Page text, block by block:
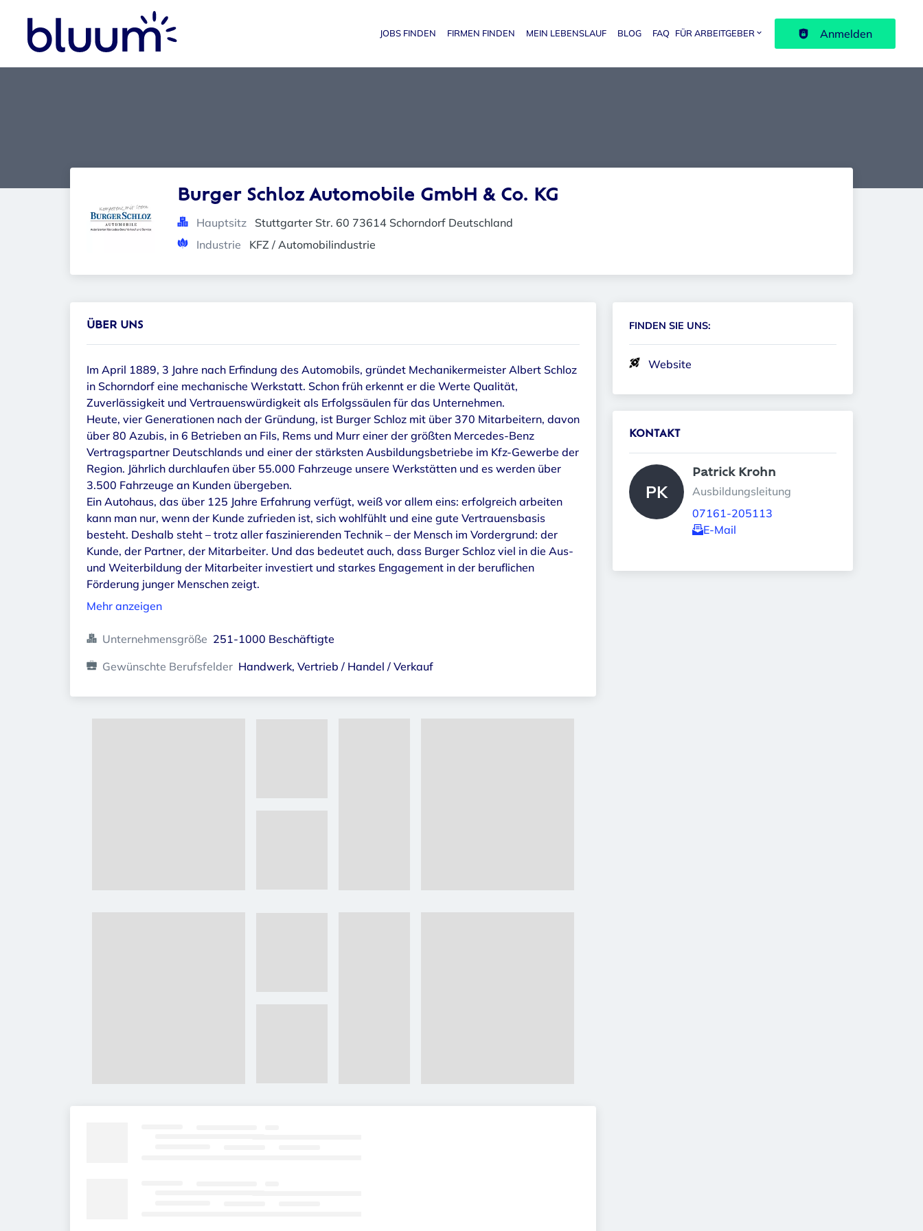
Haupt-Navigation
JOBS FINDEN FIRMEN FINDEN MEIN LEBENSLAUF BLOG FAQ FÜR ARBEITGEBER Anmelden
Burger Schloz Automobile GmbH & Co. KG
Hauptsitz
Stuttgarter Str. 60 73614 Schorndorf Deutschland
Industrie
KFZ / Automobilindustrie
ÜBER UNS
Im April 1889, 3 Jahre nach Erfindung des Automobils, gründet Mechanikermeister Albert Schloz
in Schorndorf eine mechanische Werkstatt. Schon früh erkennt er die Werte Qualität,
Zuverlässigkeit und Vertrauenswürdigkeit als Erfolgssäulen für das Unternehmen.
Heute, vier Generationen nach der Gründung, ist Burger Schloz mit über 370 Mitarbeitern, davon
über 80 Azubis, in 6 Betrieben an Fils, Rems und Murr einer der größten Mercedes-Benz
Vertragspartner Deutschlands und einer der stärksten Ausbildungsbetriebe im Kfz-Gewerbe der
Region. Jährlich durchlaufen über 55.000 Fahrzeuge unsere Werkstätten und es werden über
3.500 Fahrzeuge an Kunden übergeben.
Ein Autohaus, das über 125 Jahre Erfahrung verfügt, weiß vor allem eins: erfolgreich arbeiten
kann man nur, wenn der Kunde zufrieden ist, sich wohlfühlt und eine gute Vertrauensbasis
besteht. Deshalb steht – trotz aller faszinierenden Technik – der Mensch im Vordergrund: der
Kunde, der Partner, der Mitarbeiter. Und das bedeutet auch, dass Burger Schloz viel in die Aus-
und Weiterbildung der Mitarbeiter investiert und starkes Engagement in der beruflichen
Förderung junger Menschen zeigt.
Mehr anzeigen
Unternehmensgröße 251-1000 Beschäftigte
Gewünschte Berufsfelder Handwerk, Vertrieb / Handel / Verkauf
FINDEN SIE UNS:
Website
KONTAKT
PK
Patrick Krohn
Ausbildungsleitung
07161-205113
E-Mail